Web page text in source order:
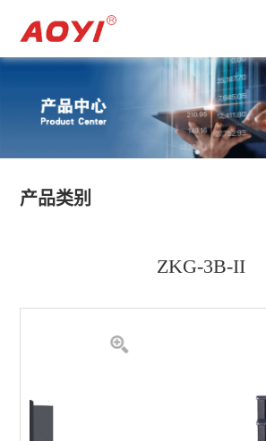
产品类别
ZKG-3B-II